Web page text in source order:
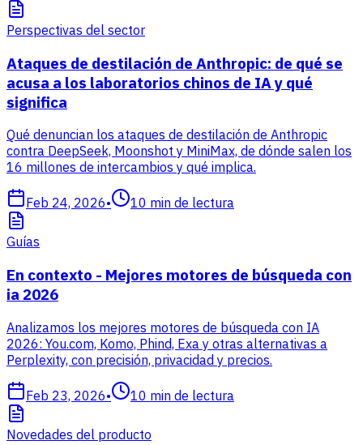
Perspectivas del sector
Ataques de destilación de Anthropic: de qué se
acusa a los laboratorios chinos de IA y qué
significa
Qué denuncian los ataques de destilación de Anthropic
contra DeepSeek, Moonshot y MiniMax, de dónde salen los
16 millones de intercambios y qué implica.
Feb 24, 2026• 10 min de lectura
Guías
En contexto - Mejores motores de búsqueda con
ia 2026
Analizamos los mejores motores de búsqueda con IA
2026: You.com, Komo, Phind, Exa y otras alternativas a
Perplexity, con precisión, privacidad y precios.
Feb 23, 2026• 10 min de lectura
Novedades del producto